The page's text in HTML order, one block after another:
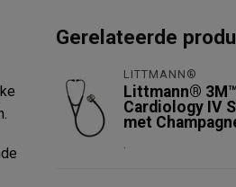
Gerelateerde
LITTMANN®
Littmann®
Cardiology IV
met
.